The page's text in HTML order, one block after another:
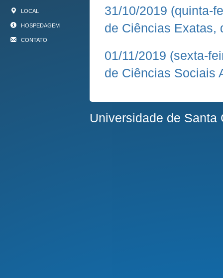
LOCAL
HOSPEDAGEM
CONTATO
31/10/2019 (quinta-
de Ciências Exatas,
01/11/2019 (sexta-
de Ciências Sociais
Universidade de Santa